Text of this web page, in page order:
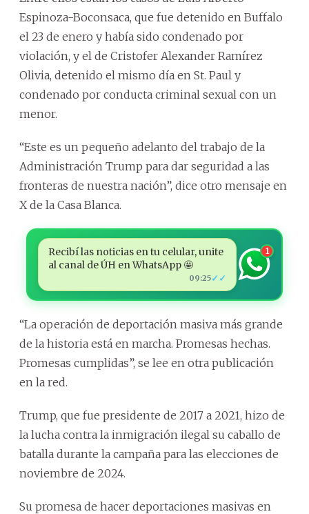
Espinoza-Boconsaca, que fue detenido en Buffalo
el 23 de enero y había sido condenado por
violación, y el de Cristofer Alexander Ramírez
Olivia, detenido el mismo día en St. Paul y
condenado por conducta criminal sexual con un
menor.
“Este es un pequeño adelanto del trabajo de la
Administración Trump para dar seguridad a las
fronteras de nuestra nación”, dice otro mensaje en
X de la Casa Blanca.
Recibí las noticias en tu celular, unite
al canal de ÚH en WhatsApp 🤩
09:25✓✓
1
“La operación de deportación masiva más grande
de la historia está en marcha. Promesas hechas.
Promesas cumplidas”, se lee en otra publicación
en la red.
Trump, que fue presidente de 2017 a 2021, hizo de
la lucha contra la inmigración ilegal su caballo de
batalla durante la campaña para las elecciones de
noviembre de 2024.
Su promesa de hacer deportaciones masivas en